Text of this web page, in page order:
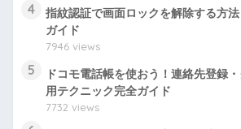
4
指紋認証で画面ロックを解除する方
ガイド
7946 views
5
ドコモ電話帳を使おう！連絡先登録
用テクニック完全ガイド
7732 views